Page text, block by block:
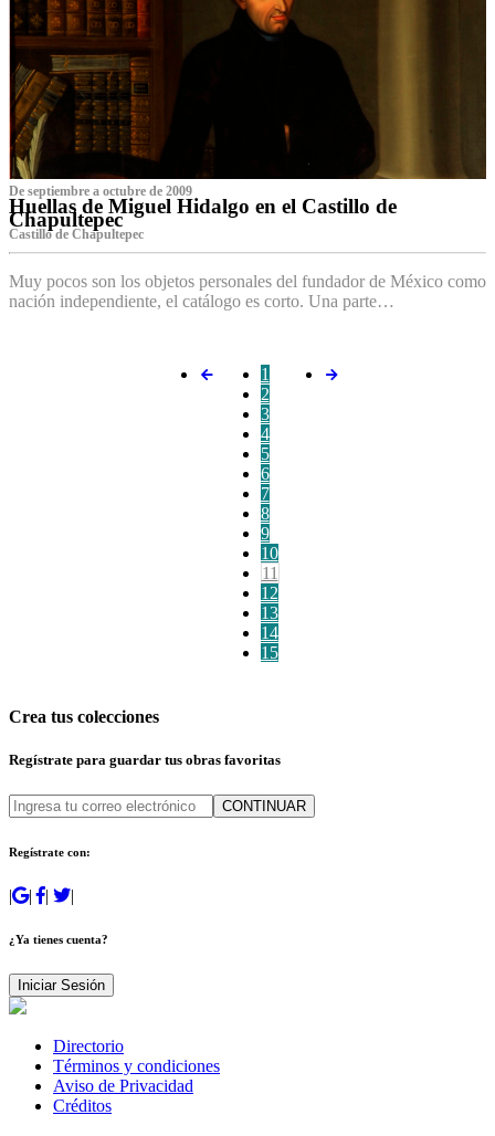
De septiembre a octubre de 2009
Huellas de Miguel Hidalgo en el Castillo de
Chapultepec
Castillo de Chapultepec
Muy pocos son los objetos personales del fundador de México como
nación independiente, el catálogo es corto. Una parte…
1
2
3
4
5
6
7
8
9
10
11
12
13
14
15
Crea tus colecciones
Regístrate para guardar tus obras favoritas
CONTINUAR
Regístrate con:
| | | |
¿Ya tienes cuenta?
Iniciar Sesión
Directorio
Términos y condiciones
Aviso de Privacidad
Créditos